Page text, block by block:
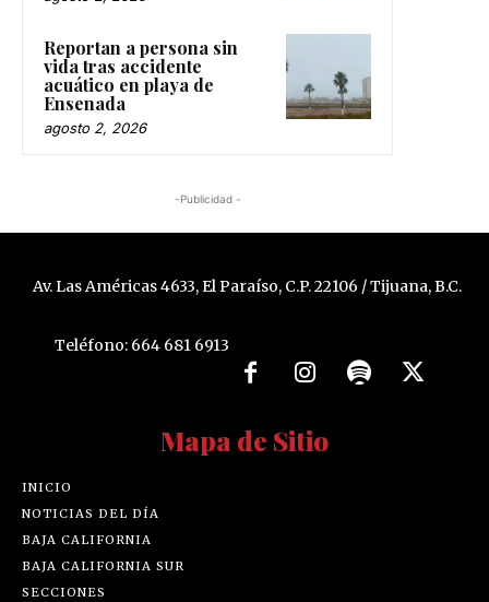
Reportan a persona sin
vida tras accidente
acuático en playa de
Ensenada
agosto 2, 2026
-Publicidad -
Av. Las Américas 4633, El Paraíso, C.P. 22106 / Tijuana, B.C.
Teléfono: 664 681 6913
Mapa de Sitio
INICIO
NOTICIAS DEL DÍA
BAJA CALIFORNIA
BAJA CALIFORNIA SUR
SECCIONES